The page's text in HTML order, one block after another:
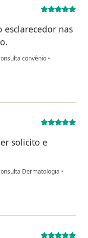
nas
convênio •
solicito e
Dermatologia •